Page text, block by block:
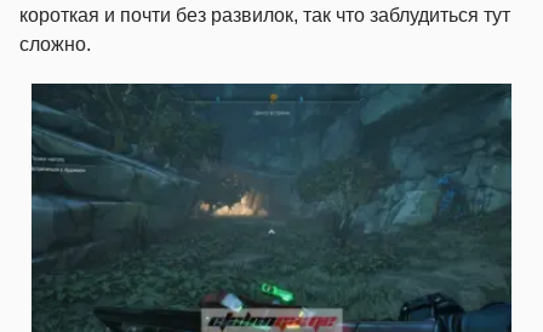
короткая и почти без развилок, так что заблудиться тут
сложно.